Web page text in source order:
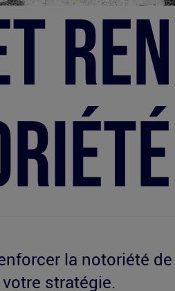
la notoriété
stratégie.